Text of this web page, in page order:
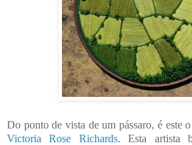
Do ponto de vista de um pássaro, é este
Victoria Rose Richards. Esta artista